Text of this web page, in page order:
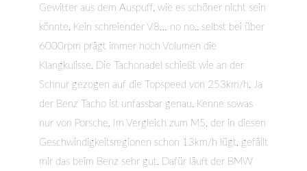
Gewitter aus dem Auspuff, wie es schöner nicht sein
könnte. Kein schreiender V8… no no.. selbst bei über
6000rpm prägt immer noch Volumen die
Klangkulisse. Die Tachonadel schießt wie an der
Schnur gezogen auf die Topspeed von 253km/h. Ja
der Benz Tacho ist unfassbar genau. Kenne sowas
nur von Porsche. Im Vergleich zum M5, der in diesen
Geschwindigkeitsregionen schon 13km/h lügt, gefällt
mir das beim Benz sehr gut. Dafür läuft der BMW